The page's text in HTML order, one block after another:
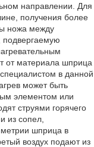
направлении. Для
получения более
ножа между
подвергаемую
от материала шприца
в данной
может быть
элементом или
струями горячего
из сопел,
шприца в
воздух подают из